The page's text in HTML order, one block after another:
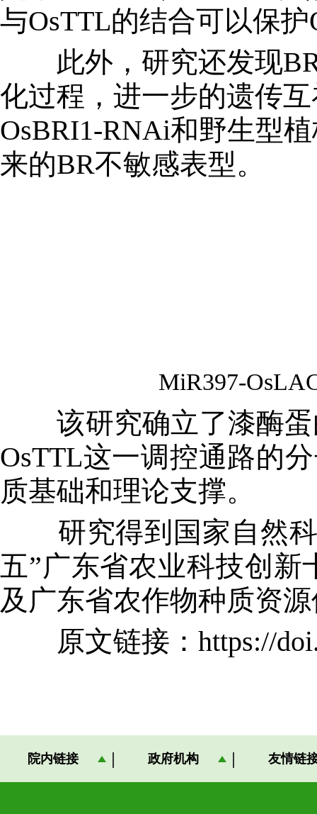
与OsTTL的结合可以保
此外，研究还发现BR
化过程，进一步的遗传
OsBRI1-RNAi和野生型
来的BR不敏感表型。
MiR397-
该研究确立了漆酶蛋
OsTTL这一调控通路的
质基础和理论支撑。
研究得到国家自然科
五”广东省农业科技创
及广东省农作物种质资
原文链接： https://
院内链接 政府机构 友情链